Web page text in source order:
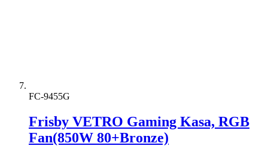
FC-9455G
Frisby VETRO Gaming Kasa, RGB
Fan(850W 80+Bronze)